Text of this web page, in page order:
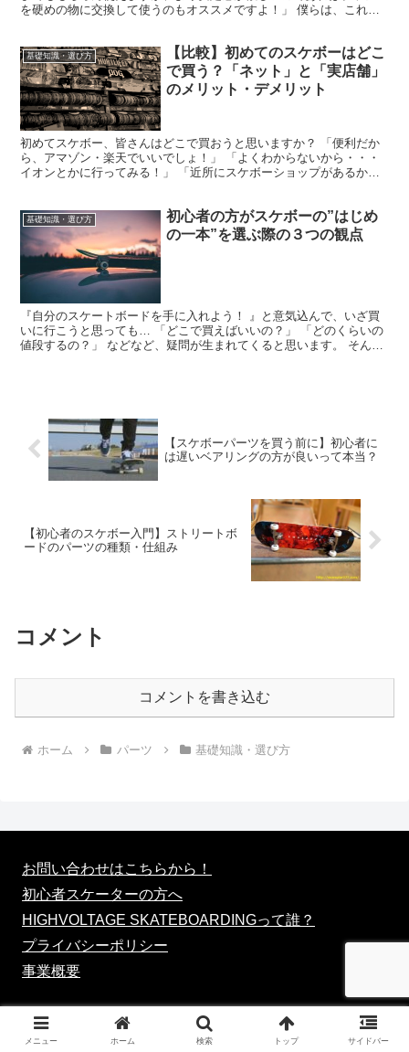
を硬めの物に交換して使うのもオススメですよ！」 僕らは、これか
基礎知識・選び方
【比較】初めてのスケボーはどこ
で買う？「ネット」と「実店舗」
のメリット・デメリット
初めてスケボー、皆さんはどこで買おうと思いますか？ 「便利だか
ら、アマゾン・楽天でいいでしょ！」 「よくわからないから・・・
イオンとかに行ってみる！」 「近所にスケボーショップがあるか
基礎知識・選び方
初心者の方がスケボーの”はじめ
の一本”を選ぶ際の３つの観点
『自分のスケートボードを手に入れよう！ 』と意気込んで、いざ買
いに行こうと思っても… 「どこで買えばいいの？」 「どのくらいの
値段するの？」 などなど、疑問が生まれてくると思います。 そんな
【スケボーパーツを買う前に】初心者に
は遅いベアリングの方が良いって本当？
【初心者のスケボー入門】ストリートボ
ードのパーツの種類・仕組み
コメント
コメントを書き込む
ホーム パーツ 基礎知識・選び方
お問い合わせはこちらから！
初心者スケーターの方へ
HIGHVOLTAGE SKATEBOARDINGって誰？
プライバシーポリシー
事業概要
メニュー ホーム 検索 トップ サイドバー